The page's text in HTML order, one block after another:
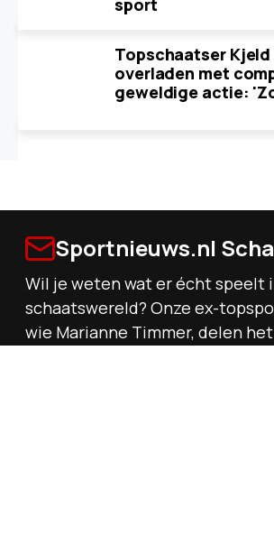
sport
Topschaatser Kjeld
overladen met
geweldige actie: